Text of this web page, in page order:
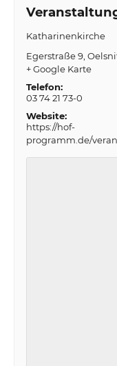
Katharinenkirche
Egerstraße 9
+ Google Karte
Telefon:
03 74 21 73-0
Website:
https://hof-
programm.de/